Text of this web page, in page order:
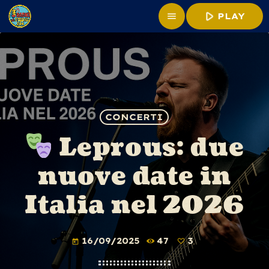
menu play_arrow PLAY
CONCERTI
Leprous: due
nuove date in
Italia nel 2026
today 16/09/2025 47 3